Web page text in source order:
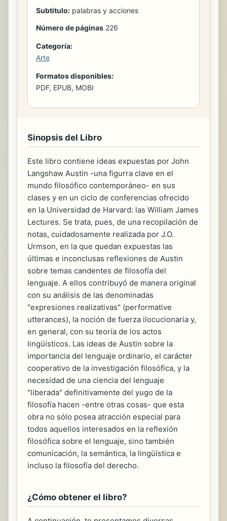
Subtitulo: palabras y acciones
Número de páginas 226
Categoría:
Arte
Formatos disponibles:
PDF, EPUB, MOBI
Sinopsis del Libro
Este libro contiene ideas expuestas por John
Langshaw Austin -una figurra clave en el
mundo filosófico contemporáneo- en sus
clases y en un ciclo de conferencias ofrecido
en la Universidad de Harvard: las William James
Lectures. Se trata, pues, de una recopilación de
notas, cuidadosamente realizada por J.O.
Urmson, en la que quedan expuestas las
últimas e inconclusas reflexiones de Austin
sobre temas candentes de filosofía del
lenguaje. A ellos contribuyó de manera original
con su análisis de las denominadas
"expresiones realizativas" (performative
utterances), la noción de fuerza ilocucionaria y,
en general, con su teoría de los actos
lingüísticos. Las ideas de Austin sobre la
importancia del lenguaje ordinario, el carácter
cooperativo de la investigación filosófica, y la
necesidad de una ciencia del lenguaje
"liberada" definitivamente del yugo de la
filosofía hacen -entre otras cosas- que esta
obra no sólo posea atracción especial para
todos aquellos interesados en la reflexión
filosófica sobre el lenguaje, sino también
comunicación, la semántica, la lingüística e
incluso la filosofía del derecho.
¿Cómo obtener el libro?